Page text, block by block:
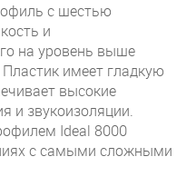
с шестью
и
на уровень выше
имеет гладкую
высокие
и звукоизоляции.
Ideal 8000
с самыми сложными